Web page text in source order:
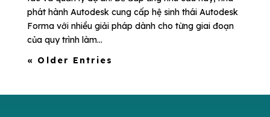
phát hành Autodesk cung cấp hệ sinh thái Autodesk
Forma với nhiều giải pháp dành cho từng giai đoạn
của quy trình làm...
« Older Entries